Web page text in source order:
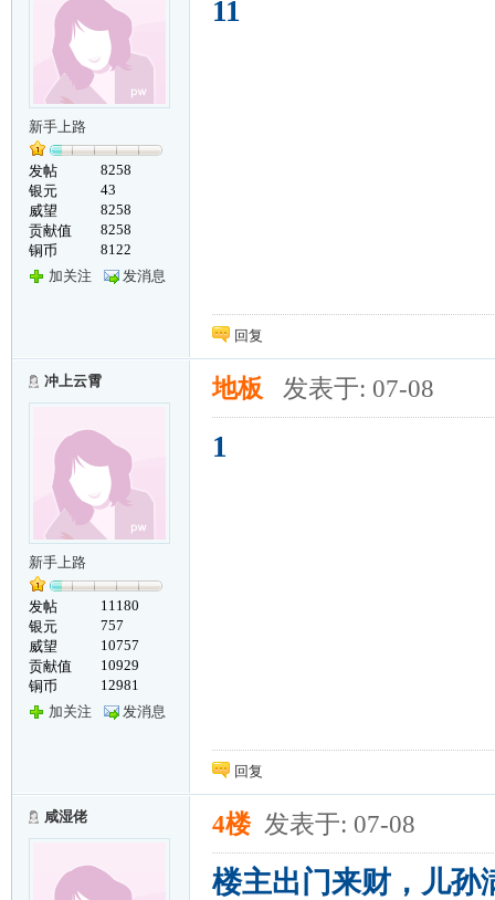
新手上路
发帖
8258
银元
43
威望
8258
贡献值
8258
铜币
8122
加关注
发消息
11
回复
冲上云霄
新手上路
发帖
11180
银元
757
威望
10757
贡献值
10929
铜币
12981
加关注
发消息
地板 发表于: 07-08
1
回复
咸湿佬 4楼 发表于: 07-08
楼主出门来财，儿孙